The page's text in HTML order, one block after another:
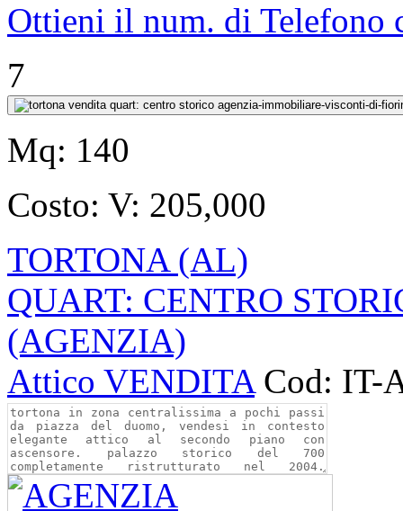
Ottieni il num. di Telefono
7
Mq: 140
Costo: V: 205,000
TORTONA (AL)
QUART: CENTRO
(AGENZIA)
Attico VENDITA Cod: IT-